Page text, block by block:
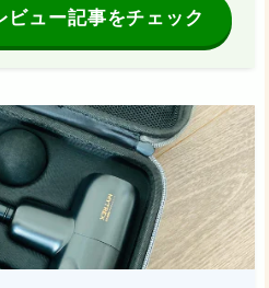
ビュー記事をチェック